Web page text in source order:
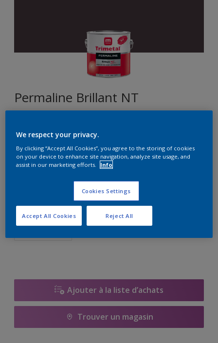
Permaline Brillant NT
Format
Ajouter à la liste d’achats
Trouver un magasin
We respect your privacy.
By clicking “Accept All Cookies”, you agree to the storing of cookies
on your device to enhance site navigation, analyze site usage, and
assist in our marketing efforts.
Info
Cookies Settings
Reject All
Accept All Cookies